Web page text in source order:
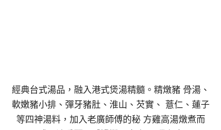
經典台式湯品，融入港式煲湯精髓。精燉豬 骨湯、
軟嫩豬小排、彈牙豬肚、淮山、芡實、 薏仁、蓮子
等四神湯料，加入老廣師傅的秘 方雞高湯燉煮而